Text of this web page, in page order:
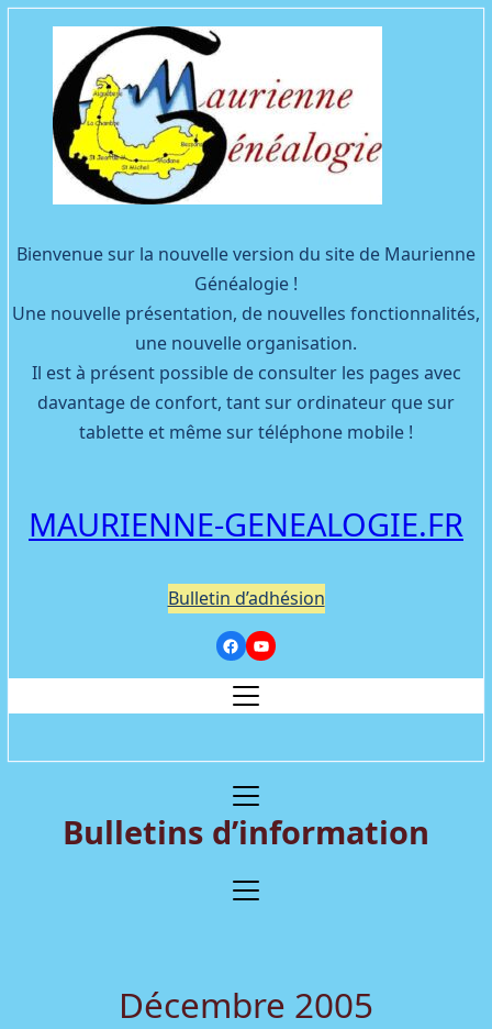
Bienvenue sur la nouvelle version du site de Maurienne
Généalogie !
Une nouvelle présentation, de nouvelles fonctionnalités,
une nouvelle organisation.
Il est à présent possible de consulter les pages avec
davantage de confort, tant sur ordinateur que sur
tablette et même sur téléphone mobile !
MAURIENNE-GENEALOGIE.FR
Bulletin d’adhésion
Facebook
YouTube
Bulletins d’information
Décembre 2005